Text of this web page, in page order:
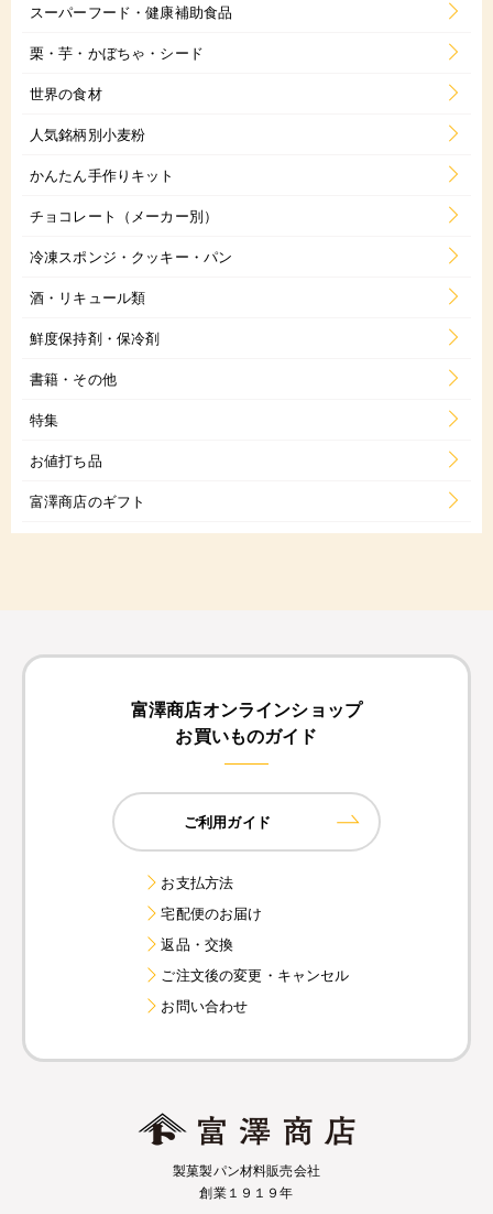
スーパーフード・健康補助食品
栗・芋・かぼちゃ・シード
世界の食材
人気銘柄別小麦粉
かんたん手作りキット
チョコレート（メーカー別）
冷凍スポンジ・クッキー・パン
酒・リキュール類
鮮度保持剤・保冷剤
書籍・その他
特集
お値打ち品
富澤商店のギフト
富澤商店オンラインショップ
お買いものガイド
ご利用ガイド
お支払方法
宅配便のお届け
返品・交換
ご注文後の変更・キャンセル
お問い合わせ
製菓製パン材料販売会社
創業１９１９年